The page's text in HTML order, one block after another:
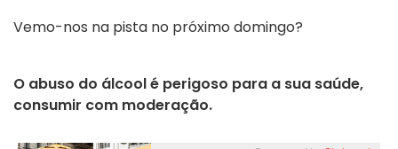
Vemo-nos na pista no próximo domingo?
O abuso do álcool é perigoso para a sua saúde,
consumir com moderação.